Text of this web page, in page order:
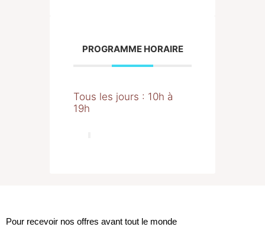
PROGRAMME HORAIRE
Tous les jours : 10h à
19h
Pour recevoir nos offres avant tout le monde